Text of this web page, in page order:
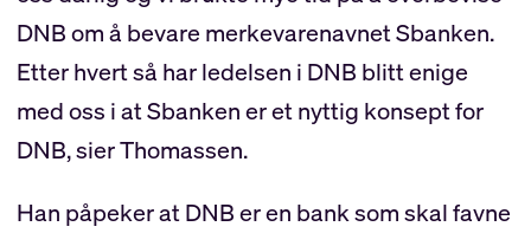
DNB om å bevare merkevarenavnet Sbanken.
Etter hvert så har ledelsen i DNB blitt enige
med oss i at Sbanken er et nyttig konsept for
DNB, sier Thomassen.
Han påpeker at DNB er en bank som skal favne